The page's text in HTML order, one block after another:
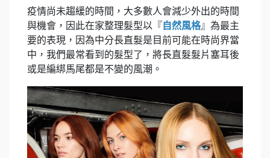
疫情尚未趨緩的時間，大多數人會減少外出的時間
與機會，因此在家整理髮型以『自然風格』為最主
要的表現，因為中分長直髮是目前可能在時尚界當
中，我們最常看到的髮型了，將長直髮髮片塞耳後
或是編綁馬尾都是不變的風潮。